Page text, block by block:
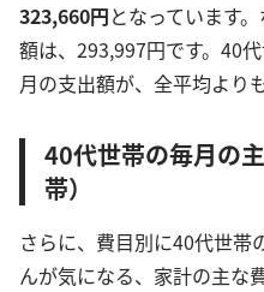
323,660円となっています
額は、293,997円です。40
月の支出額が、全平均より
40代世帯の毎月の
帯）
さらに、費目別に40代世帯
んが気になる、家計の主な